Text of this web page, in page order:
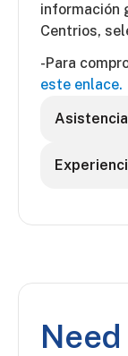
información
Centrios,
-Para
este enlace.